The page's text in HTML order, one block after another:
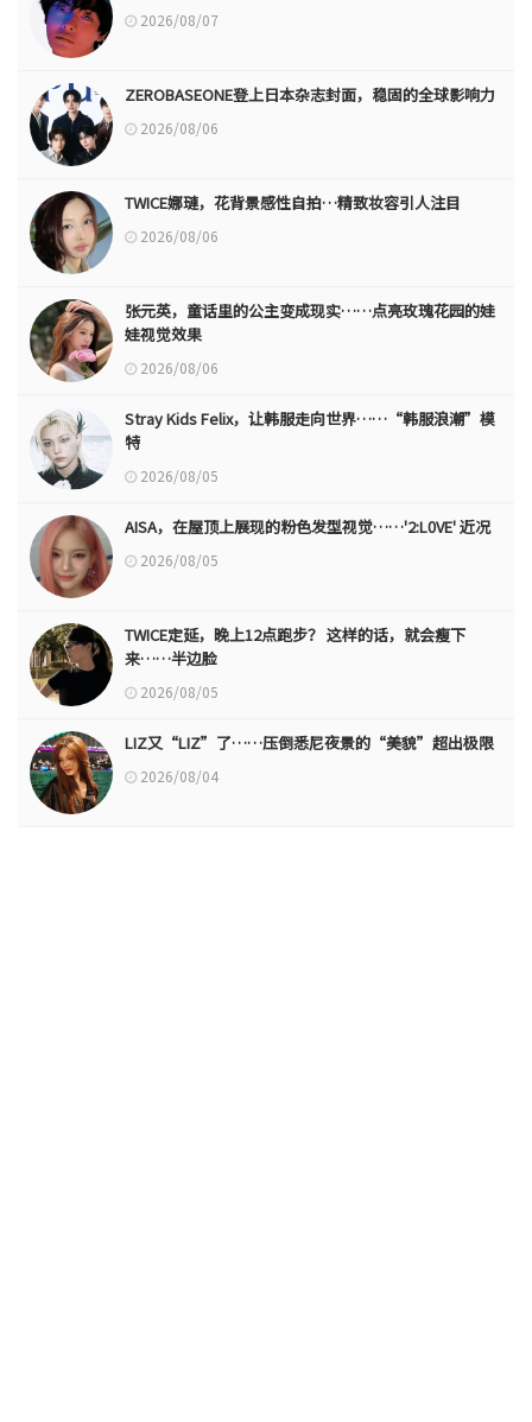
2026/08/07
ZEROBASEONE登上日本杂志封面，稳固的全球影响力
2026/08/06
TWICE娜璉，花背景感性自拍…精致妆容引人注目
2026/08/06
张元英，童话里的公主变成现实……点亮玫瑰花园的娃
娃视觉效果
2026/08/06
Stray Kids Felix，让韩服走向世界……“韩服浪潮”模
特
2026/08/05
AISA，在屋顶上展现的粉色发型视觉……'2:L0VE' 近况
2026/08/05
TWICE定延，晚上12点跑步？ 这样的话，就会瘦下
来……半边脸
2026/08/05
LIZ又“LIZ”了……压倒悉尼夜景的“美貌”超出极限
2026/08/04